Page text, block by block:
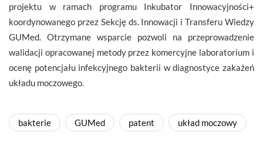
projektu w ramach programu Inkubator Innowacyjności+
koordynowanego przez Sekcję ds. Innowacji i Transferu Wiedzy
GUMed. Otrzymane wsparcie pozwoli na przeprowadzenie
walidacji opracowanej metody przez komercyjne laboratorium i
ocenę potencjału infekcyjnego bakterii w diagnostyce zakażeń
układu moczowego.
bakterie GUMed patent układ moczowy